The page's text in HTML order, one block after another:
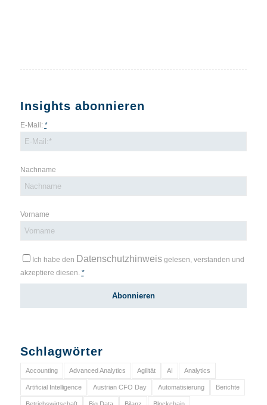
Insights abonnieren
E-Mail: *
Nachname
Vorname
Ich habe den Datenschutzhinweisgelesen, verstanden und
akzeptiere diesen. *
Schlagwörter
Accounting Advanced Analytics Agilität AI Analytics
Artificial Intelligence Austrian CFO Day Automatisierung Berichte